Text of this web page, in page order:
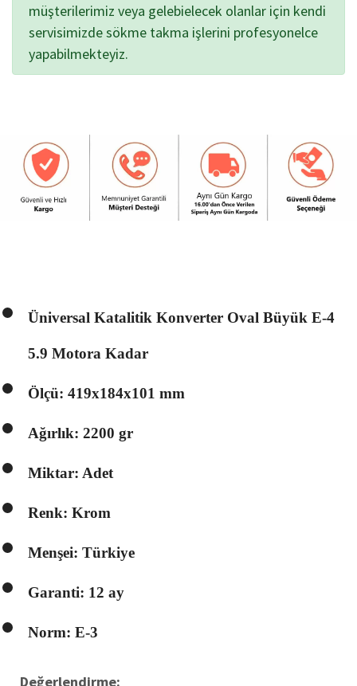
müşterilerimiz veya gelebielecek olanlar için kendi
servisimizde sökme takma işlerini profesyonelce
yapabilmekteyiz.
Üniversal Katalitik Konverter Oval Büyük E-4
5.9 Motora Kadar
Ölçü: 419x184x101 mm
Ağırlık: 2200 gr
Miktar: Adet
Renk: Krom
Menşei: Türkiye
Garanti: 12 ay
Norm: E-3
Değerlendirme: